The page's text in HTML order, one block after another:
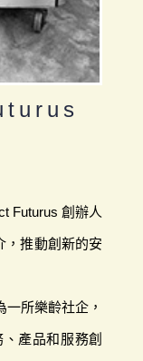
Futurus 創辦人
，推動創新的安
所樂齡社企，
產品和服務創